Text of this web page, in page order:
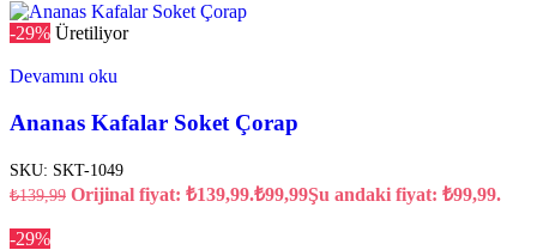
-29% Üretiliyor
Devamını oku
Ananas Kafalar Soket Çorap
SKU: SKT-1049
₺139,99 Orijinal fiyat: ₺139,99.₺99,99Şu andaki fiyat: ₺99,99.
-29%